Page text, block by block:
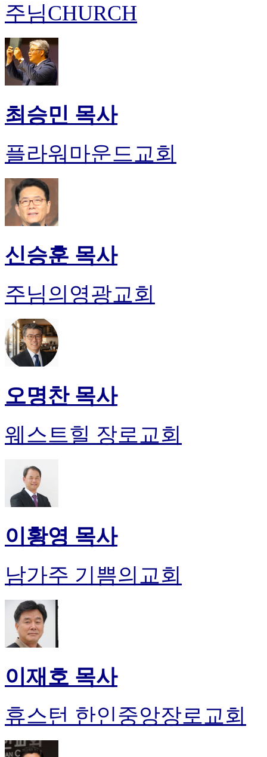
주님CHURCH
최승민 목사
플라워마운드교회
신승훈 목사
주님의영광교회
오명찬 목사
웨스트힐 장로교회
이황영 목사
남가주 기쁨의교회
이재호 목사
휴스턴 한인중앙장로교회